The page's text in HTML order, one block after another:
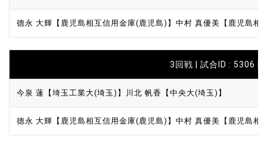
德永 大輝【鹿児島相互信用金庫(鹿児島)】 中村 真優美【鹿児島相
3回戦 | 試合ID : 5306 |
今泉 蓮【埼玉工業大(埼玉)】 川北 帆香【中央大(埼玉)】
德永 大輝【鹿児島相互信用金庫(鹿児島)】 中村 真優美【鹿児島相